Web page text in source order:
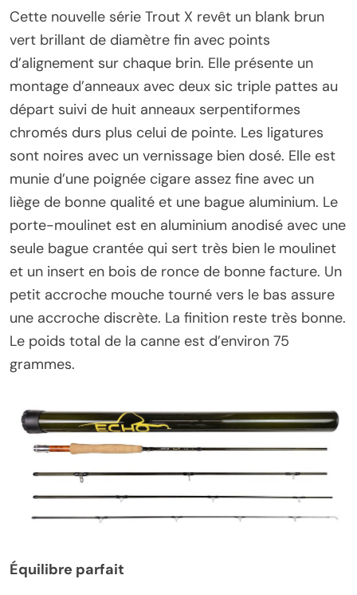
Cette nouvelle série Trout X revêt un blank brun
vert brillant de diamètre fin avec points
d’alignement sur chaque brin. Elle présente un
montage d’anneaux avec deux sic triple pattes au
départ suivi de huit anneaux serpentiformes
chromés durs plus celui de pointe. Les ligatures
sont noires avec un vernissage bien dosé. Elle est
munie d’une poignée cigare assez fine avec un
liège de bonne qualité et une bague aluminium. Le
porte-moulinet est en aluminium anodisé avec une
seule bague crantée qui sert très bien le moulinet
et un insert en bois de ronce de bonne facture. Un
petit accroche mouche tourné vers le bas assure
une accroche discrète. La finition reste très bonne.
Le poids total de la canne est d’environ 75
grammes.
Équilibre parfait